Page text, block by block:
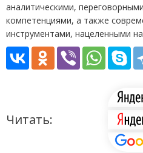
аналитическими,
компетенциями, а также
инструментами, нацеленными
Читать: